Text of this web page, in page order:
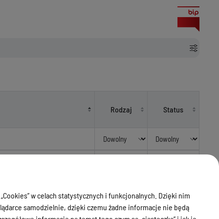
Rodzaj Status
sporządzania sprawozdań
Zarządzenia
w celach statystycznych i funkcjonalnych. Dzięki nim
samodzielnie, dzięki czemu żadne informacje nie będą